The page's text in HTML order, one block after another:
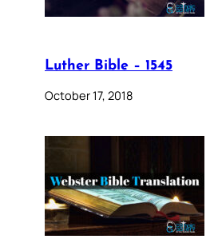
Luther Bible – 1545
October 17, 2018